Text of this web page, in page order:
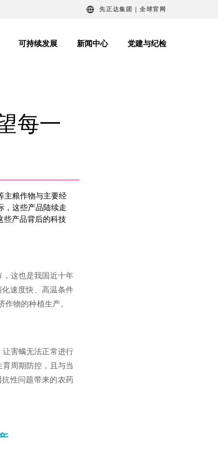
先正达集团｜全球官网
可持续发展 新闻中心 党建与纪检
每一
主粮作物与主要经
，这些产品陆续走
些产品背后的科技
，这也是我国近十年
速度快、高温条件
物的种植生产。
害螨无法正常进行
周期防控，且与当
性问题带来的农药